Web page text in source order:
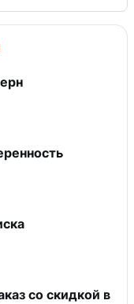
со скидкой в